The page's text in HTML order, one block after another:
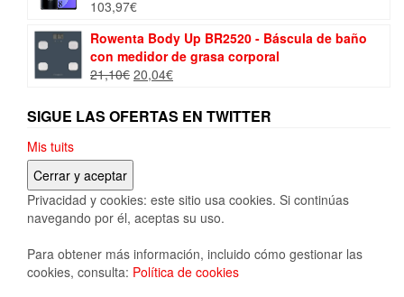
103,97€
Rowenta Body Up BR2520 - Báscula de baño
con medidor de grasa corporal
21,10€ El
original
era:
20,04€El
actual
es:
SIGUE LAS OFERTAS EN TWITTER
Mis tuits
Privacidad y cookies: este sitio usa cookies. Si continúas
navegando por él, aceptas su uso.
Para obtener más información, incluido cómo gestionar las
cookies, consulta: Política de cookies